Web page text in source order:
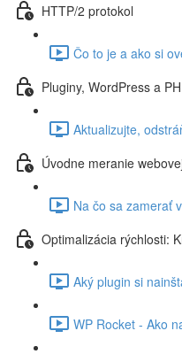
HTTP/2 protokol
Čo to je a ako si
Pluginy, WordPress a
Aktualizujte,
Úvodne meranie
Na čo sa zamerať
Optimalizácia rýchlosti:
Aký plugin si
WP Rocket - Ako